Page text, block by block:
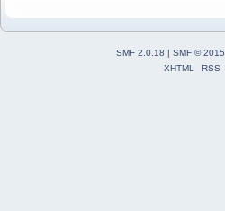
SMF 2.0.18 | SMF © 2015
XHTML
RSS